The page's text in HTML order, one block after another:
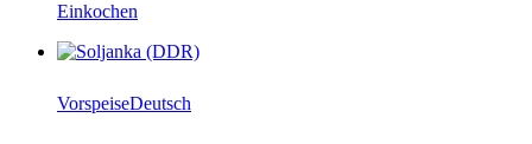
Einkochen
VorspeiseDeutsch